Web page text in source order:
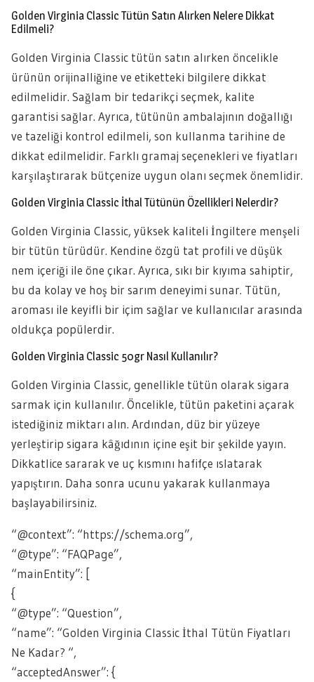
Golden Virginia Classic Tütün Satın Alırken Nelere Dikkat
Edilmeli?
Golden Virginia Classic tütün satın alırken öncelikle
ürünün orijinalliğine ve etiketteki bilgilere dikkat
edilmelidir. Sağlam bir tedarikçi seçmek, kalite
garantisi sağlar. Ayrıca, tütünün ambalajının doğallığı
ve tazeliği kontrol edilmeli, son kullanma tarihine de
dikkat edilmelidir. Farklı gramaj seçenekleri ve fiyatları
karşılaştırarak bütçenize uygun olanı seçmek önemlidir.
Golden Virginia Classic İthal Tütünün Özellikleri Nelerdir?
Golden Virginia Classic, yüksek kaliteli İngiltere menşeli
bir tütün türüdür. Kendine özgü tat profili ve düşük
nem içeriği ile öne çıkar. Ayrıca, sıkı bir kıyıma sahiptir,
bu da kolay ve hoş bir sarım deneyimi sunar. Tütün,
aroması ile keyifli bir içim sağlar ve kullanıcılar arasında
oldukça popülerdir.
Golden Virginia Classic 50gr Nasıl Kullanılır?
Golden Virginia Classic, genellikle tütün olarak sigara
sarmak için kullanılır. Öncelikle, tütün paketini açarak
istediğiniz miktarı alın. Ardından, düz bir yüzeye
yerleştirip sigara kâğıdının içine eşit bir şekilde yayın.
Dikkatlice sararak ve uç kısmını hafifçe ıslatarak
yapıştırın. Daha sonra ucunu yakarak kullanmaya
başlayabilirsiniz.
“@context”: “https://schema.org”,
“@type”: “FAQPage”,
“mainEntity”: [
{
“@type”: “Question”,
“name”: “Golden Virginia Classic İthal Tütün Fiyatları
Ne Kadar? “,
“acceptedAnswer”: {